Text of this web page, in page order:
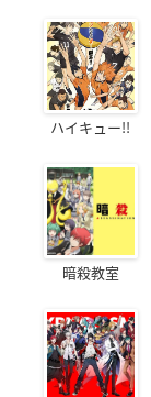
ハイキュー!!
暗殺教室